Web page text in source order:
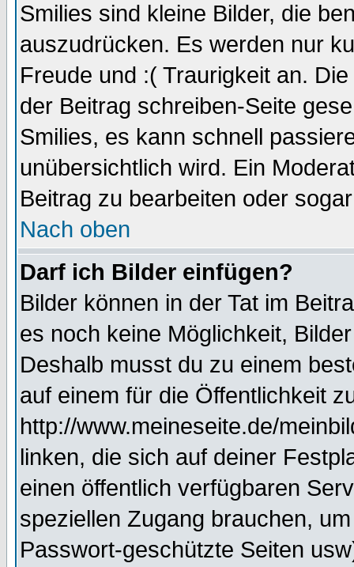
Smilies sind kleine Bilder, die
auszudrücken. Es werden nur
Freude und :( Traurigkeit an.
der Beitrag schreiben-Seite
Smilies, es kann schnell
unübersichtlich wird. Ein
Beitrag zu bearbeiten oder
Nach oben
Darf ich Bilder einfügen?
Bilder können in der Tat im
es noch keine Möglichkeit,
Deshalb musst du zu einem
auf einem für die Öffentlichkeit
http://www.meineseite.de/
linken, die sich auf deiner
einen öffentlich verfügbaren
speziellen Zugang brauchen,
Passwort-geschützte Seiten